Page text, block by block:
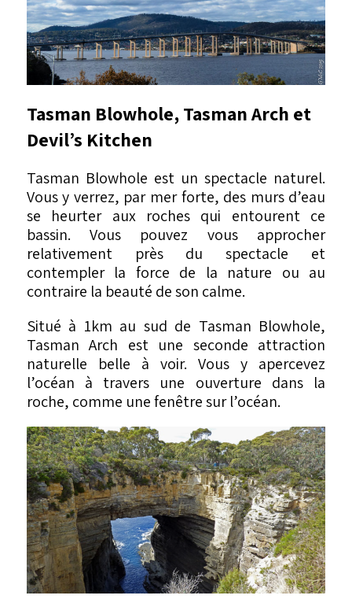
Tasman Blowhole, Tasman Arch et
Devil’s Kitchen
Tasman Blowhole est un spectacle naturel.
Vous y verrez, par mer forte, des murs d’eau
se heurter aux roches qui entourent ce
bassin. Vous pouvez vous approcher
relativement près du spectacle et
contempler la force de la nature ou au
contraire la beauté de son calme.
Situé à 1km au sud de Tasman Blowhole,
Tasman Arch est une seconde attraction
naturelle belle à voir. Vous y apercevez
l’océan à travers une ouverture dans la
roche, comme une fenêtre sur l’océan.